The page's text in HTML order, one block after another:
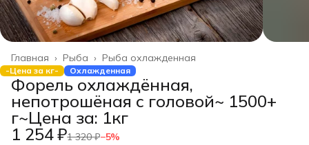
Рыба охлажденная
Рыба ›
Главная ›
-Цена за кг- Охлажденная
Форель охлаждённая,
непотрошёная с головой~ 1500+
г~Цена за: 1кг
1 254 ₽1 320 ₽−5%